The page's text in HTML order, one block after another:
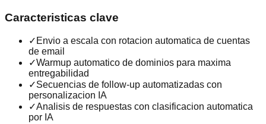
Caracteristicas clave
✓ Envio a escala con rotacion automatica de cuentas
de email
✓Warmup automatico de dominios para maxima
entregabilidad
✓Secuencias de follow-up automatizadas con
personalizacion IA
✓Analisis de respuestas con clasificacion automatica
por IA